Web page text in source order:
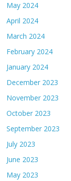
May 2024
April 2024
March 2024
February 2024
January 2024
December 2023
November 2023
October 2023
September 2023
July 2023
June 2023
May 2023